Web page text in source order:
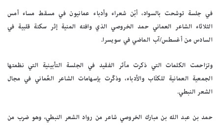
في جلسة توشحت بالسواد، أبّن شعراء وأدباء عمانيون في مسقط مساء أمس
الثلاثاء الشاعر العماني حمد الخروصي الذي وافته المنية إثر سكتة قلبية في
السادس من أغسطس/آب الماضي في سويسرا.
وتزاحمت الكلمات التي ذكرت مآثر الفقيد في الجلسة التأبينية التي نظمتها
الجمعية العمانية للكتّاب والأدباء، وذكّرت بإسهامات الشاعر العُماني في مجال
الشعر النبطي.
حمد بن عبد الله بن مبارك الخروصي شاعر من رواد الشعر النبطي، وهو ضرب من